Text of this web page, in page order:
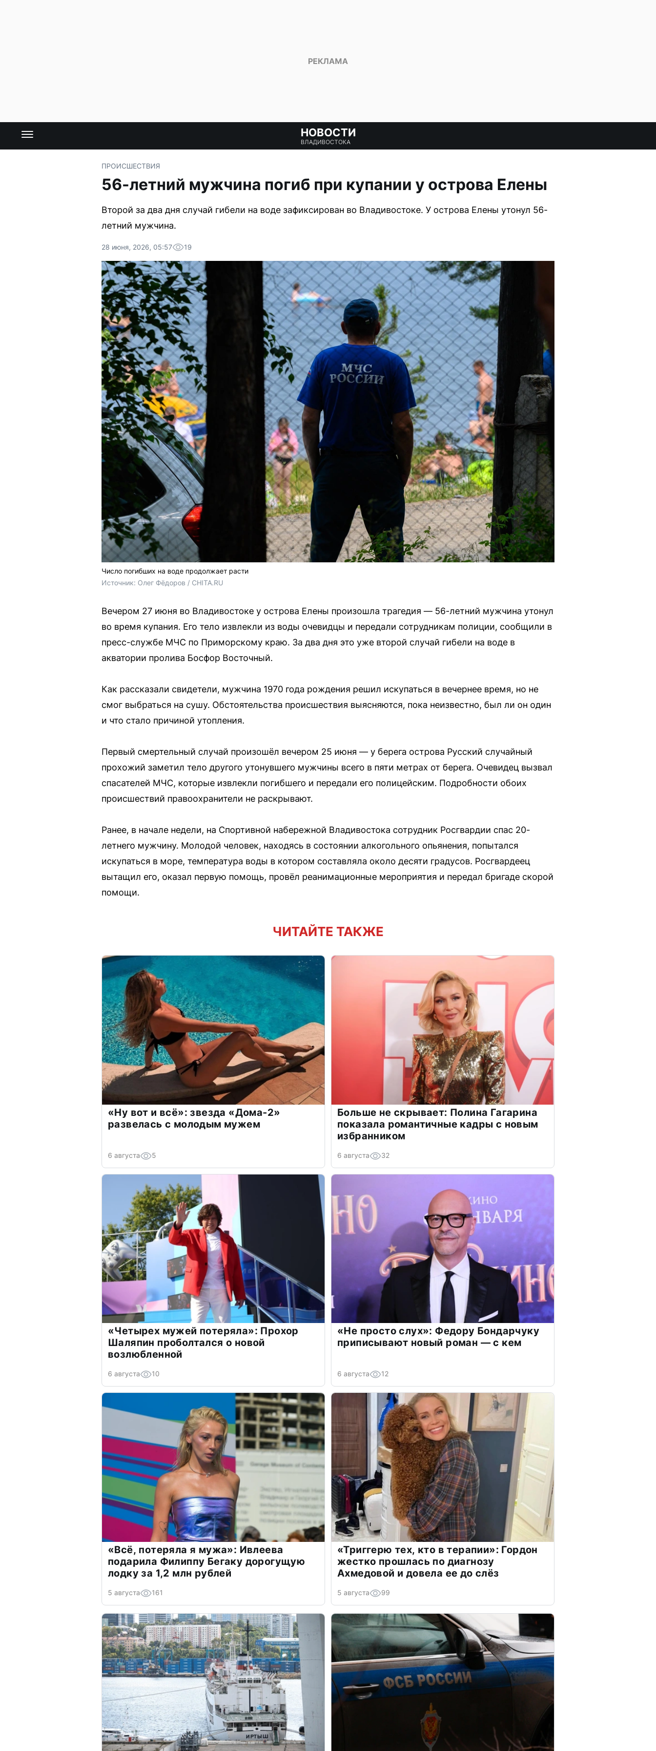
НОВОСТИ
ВЛАДИВОСТОКА
ПРОИСШЕСТВИЯ
56-летний мужчина погиб при купании у острова Елены
Второй за два дня случай гибели на воде зафиксирован во Владивостоке. У острова Елены утонул 56-
летний мужчина.
28 июня, 2026, 05:57 19
Число погибших на воде продолжает расти
Источник: Олег Фёдоров / CHITA.RU
Вечером 27 июня во Владивостоке у острова Елены произошла трагедия — 56-летний мужчина утонул
во время купания. Его тело извлекли из воды очевидцы и передали сотрудникам полиции, сообщили в
пресс-службе МЧС по Приморскому краю. За два дня это уже второй случай гибели на воде в
акватории пролива Босфор Восточный.
Как рассказали свидетели, мужчина 1970 года рождения решил искупаться в вечернее время, но не
смог выбраться на сушу. Обстоятельства происшествия выясняются, пока неизвестно, был ли он один
и что стало причиной утопления.
Первый смертельный случай произошёл вечером 25 июня — у берега острова Русский случайный
прохожий заметил тело другого утонувшего мужчины всего в пяти метрах от берега. Очевидец вызвал
спасателей МЧС, которые извлекли погибшего и передали его полицейским. Подробности обоих
происшествий правоохранители не раскрывают.
Ранее, в начале недели, на Спортивной набережной Владивостока сотрудник Росгвардии спас 20-
летнего мужчину. Молодой человек, находясь в состоянии алкогольного опьянения, попытался
искупаться в море, температура воды в котором составляла около десяти градусов. Росгвардеец
вытащил его, оказал первую помощь, провёл реанимационные мероприятия и передал бригаде скорой
помощи.
ЧИТАЙТЕ ТАКЖЕ
«Ну вот и всё»: звезда «Дома-2»
развелась с молодым мужем
6 августа 5
Больше не скрывает: Полина Гагарина
показала романтичные кадры с новым
избранником
6 августа 32
«Четырех мужей потеряла»: Прохор
Шаляпин проболтался о новой
возлюбленной
6 августа 10
«Не просто слух»: Федору Бондарчуку
приписывают новый роман — с кем
6 августа 12
«Всё, потеряла я мужа»: Ивлеева
подарила Филиппу Бегаку дорогущую
лодку за 1,2 млн рублей
5 августа 161
«Триггерю тех, кто в терапии»: Гордон
жестко прошлась по диагнозу
Ахмедовой и довела ее до слёз
5 августа 99